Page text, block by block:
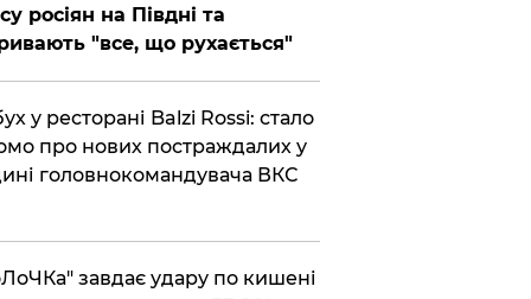
росіян на Півдні та
"все, що рухається"
у ресторані Balzi Rossi: стало
про нових постраждалих у
головнокомандувача ВКС
завдає удару по кишені